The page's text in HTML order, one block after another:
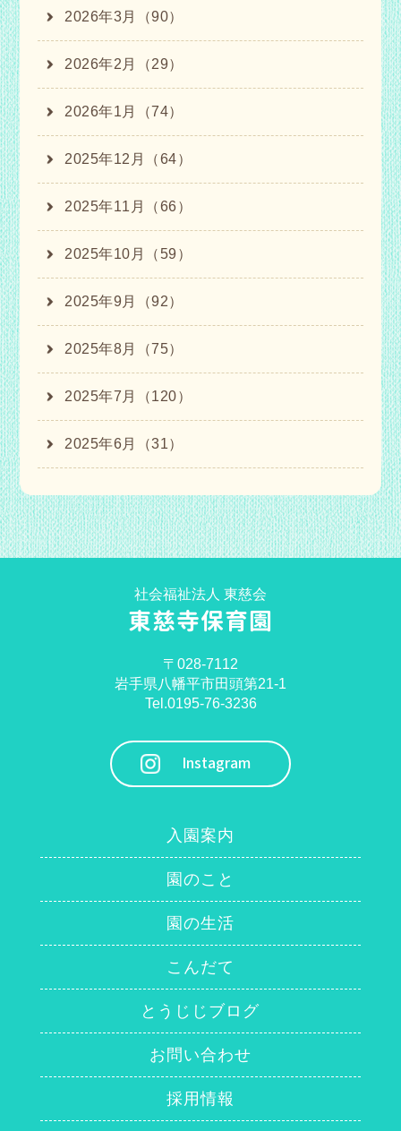
2026年3月（90）
2026年2月（29）
2026年1月（74）
2025年12月（64）
2025年11月（66）
2025年10月（59）
2025年9月（92）
2025年8月（75）
2025年7月（120）
2025年6月（31）
社会福祉法人 東慈会
東慈寺保育園
〒028-7112
岩手県八幡平市田頭第21-1
Tel.0195-76-3236
Instagram
入園案内
園のこと
園の生活
こんだて
とうじじブログ
お問い合わせ
採用情報